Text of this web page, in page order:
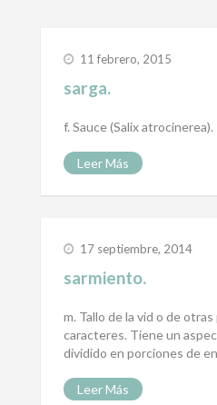
11 febrero, 2015
sarga.
f. Sauce (Salix atrocinerea).
Leer Más
17 septiembre, 2014
sarmiento.
m. Tallo de la vid o de
caracteres. Tiene un
dividido en porciones de
Leer Más